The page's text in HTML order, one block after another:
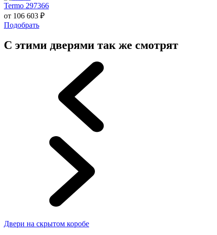
Termo 297366
от 106 603 ₽
Подобрать
С этими дверями так же смотрят
Двери на скрытом коробе